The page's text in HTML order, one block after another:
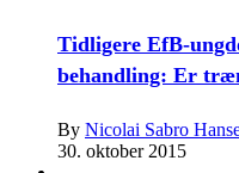
Tidligere EfB-
behandling: Er
By Nicolai Sabro
30. oktober 2015